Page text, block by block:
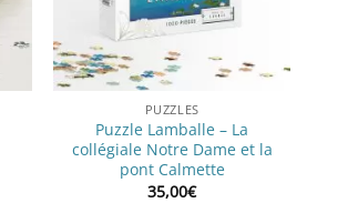
PUZZLES
Puzzle Lamballe – La
collégiale Notre Dame et la
pont Calmette
35,00€